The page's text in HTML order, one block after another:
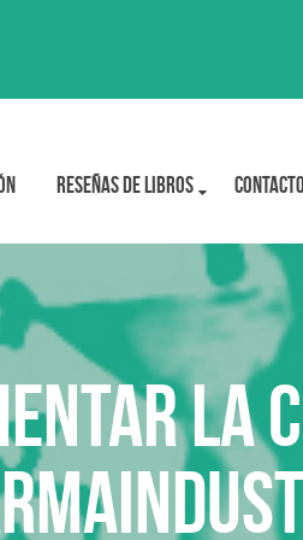
Reseñas de libros Contacto
la